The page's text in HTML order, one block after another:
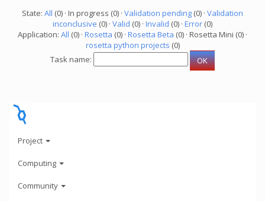
State: All (0) · In progress (0) · Validation pending (0) · Validation
inconclusive (0) · Valid (0) · Invalid (0) · Error (0)
Application: All (0) · Rosetta (0) · Rosetta Beta (0) · Rosetta Mini (0) ·
rosetta python projects (0)
Task name:
Project
Computing
Community